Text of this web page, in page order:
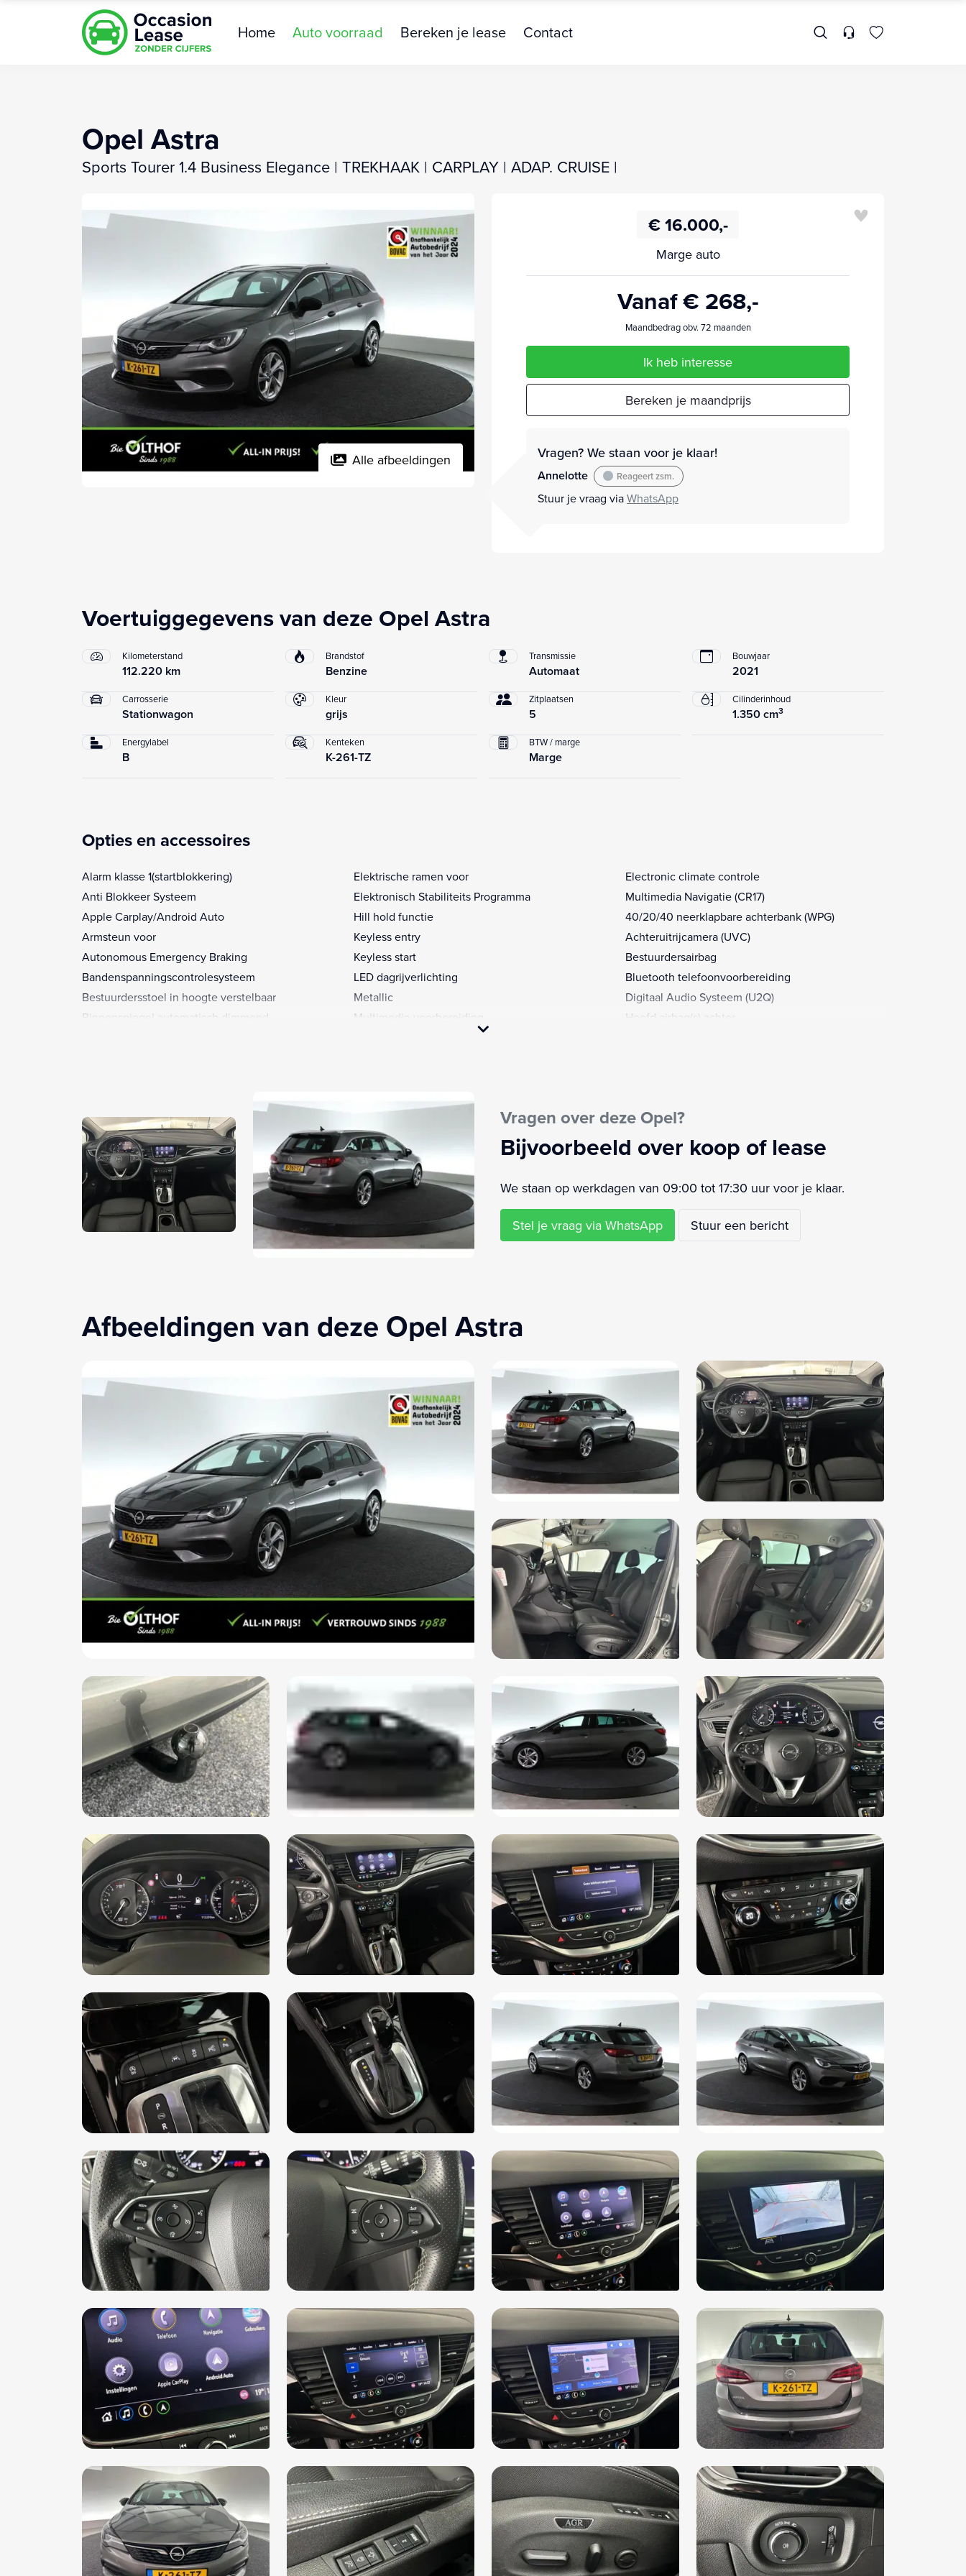
Home Auto voorraad Bereken je lease Contact
Opel Astra
Sports Tourer 1.4 Business Elegance | TREKHAAK | CARPLAY | ADAP. CRUISE |
Alle afbeeldingen
€ 16.000,-
Marge auto
Vanaf € 268,-
Maandbedrag obv. 72 maanden
Ik heb interesse
Bereken je maandprijs
Vragen? We staan voor je klaar!
Annelotte Reageert zsm.
Stuur je vraag viaWhatsApp
Voertuiggegevens van deze Opel Astra
Kilometerstand
112.220 km
Brandstof
Benzine
Transmissie
Automaat
Bouwjaar
2021
Carrosserie
Stationwagon
Kleur
grijs
Zitplaatsen
5
Cilinderinhoud
1.350 cm3
Energylabel
B
Kenteken
K-261-TZ
BTW / marge
Marge
Opties en accessoires
Alarm klasse 1(startblokkering)
Anti Blokkeer Systeem
Apple Carplay/Android Auto
Armsteun voor
Autonomous Emergency Braking
Bandenspanningscontrolesysteem
Bestuurdersstoel in hoogte verstelbaar
Binnenspiegel automatisch dimmend
Chroom delen exterieur
Cruise control
Dakrails
Dimlichten automatisch
Elektrische ramen achter
Elektrische ramen voor
Elektronisch Stabiliteits Programma
Hill hold functie
Keyless entry
Keyless start
LED dagrijverlichting
Metallic
Multimedia-voorbereiding
Start/stop systeem
Stuur verstelbaar
Warmtewerend glas
16" Lichtmetalen velgen, 10-spaaks (CWBZ)
Electronic climate controle
Multimedia Navigatie (CR17)
40/20/40 neerklapbare achterbank (WPG)
Achteruitrijcamera (UVC)
Bestuurdersairbag
Bluetooth telefoonvoorbereiding
Digitaal Audio Systeem (U2Q)
Hoofd airbag(s) achter
Passagiersairbag
Stoffen bekleding 'Formula, Jet Black' (TAQF)
Stuurwiel multifunctioneel
Vragen over deze Opel?
Bijvoorbeeld over koop of lease
We staan op werkdagen van 09:00 tot 17:30 uur voor je klaar.
Stel je vraag via WhatsApp Stuur een bericht
Afbeeldingen van deze Opel Astra